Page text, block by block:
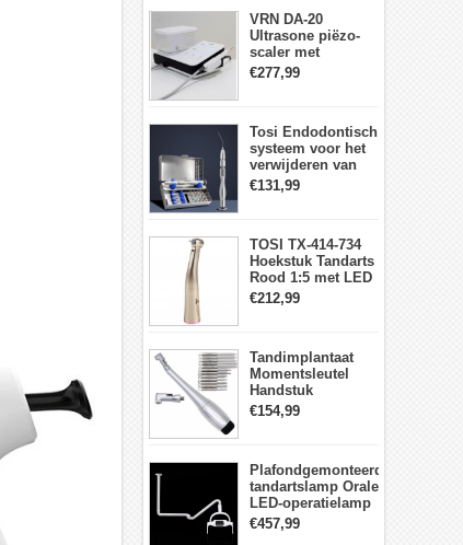
VRN DA-20
Ultrasone piëzo-
scaler met
waterfles Fit EMS
draadloos
€277,99
Tosi Endodontisch
systeem voor het
verwijderen van
gebroken vijlen
wortelkanaalvijlextractorkit
€131,99
TOSI TX-414-734
Hoekstuk Tandarts
Rood 1:5 met LED
Licht Mini hoofd
€212,99
Tandimplantaat
Momentsleutel
Handstuk
Universele met 12
Schroevendraaiers
€154,99
Plafondgemonteerde
tandartslamp Orale
LED-operatielamp
Examenschaduwloze
6 LED-lens met
€457,99